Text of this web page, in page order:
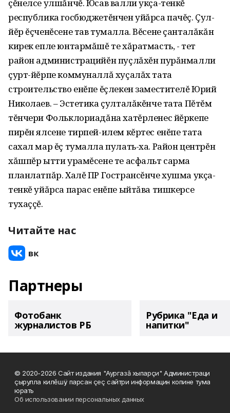
çĕнелсе улшăнчĕ. Юсав валли укçа-тенкĕ
республика госбюджетĕнчен уйăрса пачĕç. Çул-
йĕр ĕçченĕсене тав тумалла. Вĕсене çанталăкăн
кирек епле юнтармăшĕ те хăратмасть, - тет
район администрацийĕн пуçлăхĕн пурăнмалли
çурт-йĕрпе коммуналлă хуçалăх тата
строительство енĕпе ĕçлекен заместителĕ Юрий
Николаев. – Эстетика çулталăкĕнче тата Пĕтĕм
тĕнчери Фольклориадăна хатĕрленес йĕркепе
пирĕн ялсене тирпей-илем кĕртес енĕпе тата
сахал мар ĕç тумалла пулать-ха. Район центрĕн
хăшпĕр ытти урамĕсене те асфальт сарма
планлатпăр. Халĕ ПР Гострансĕнче хушма укçа-
тенкĕ уйăрса парас енĕпе ыйтăва тишкерсе
тухаççĕ.
Читайте нас
Партнеры
Фотобанк
журналистов РБ
Рубрика "Еда и
напитки"
© 2020-2026 Сайт издания "Аургазă хыпарçи" Администраци
çырулла килĕшÿ парсан çеç сайтри информацин копине тума
юрать
Об использовании персональных данных